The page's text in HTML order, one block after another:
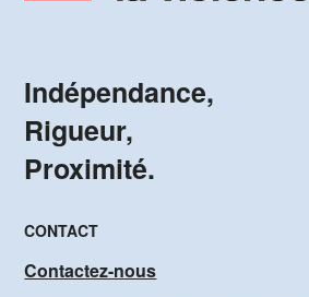
Indépendance,
Rigueur,
Proximité.
CONTACT
Contactez-nous